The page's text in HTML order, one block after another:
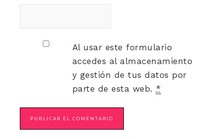
Al usar este formulario
accedes al almacenamiento
y gestión de tus datos por
parte de esta web. *